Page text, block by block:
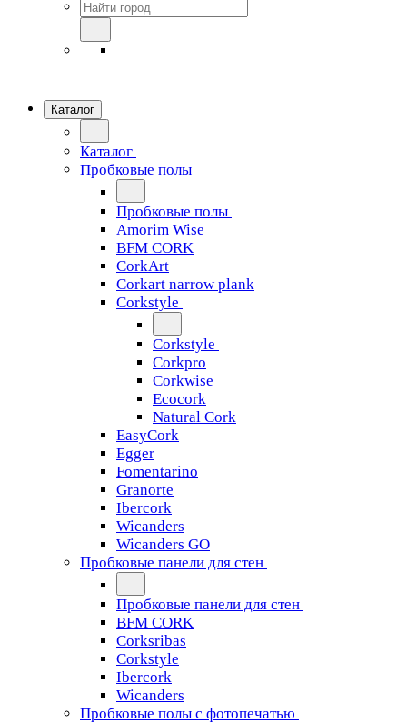
Каталог
Каталог
Пробковые полы
Пробковые полы
Amorim Wise
BFM CORK
CorkArt
Corkart narrow plank
Corkstyle
Corkstyle
Corkpro
Corkwise
Ecocork
Natural Cork
EasyCork
Egger
Fomentarino
Granorte
Ibercork
Wicanders
Wicanders GO
Пробковые панели для стен
Пробковые панели для стен
BFM CORK
Corksribas
Corkstyle
Ibercork
Wicanders
Пробковые полы с фотопечатью